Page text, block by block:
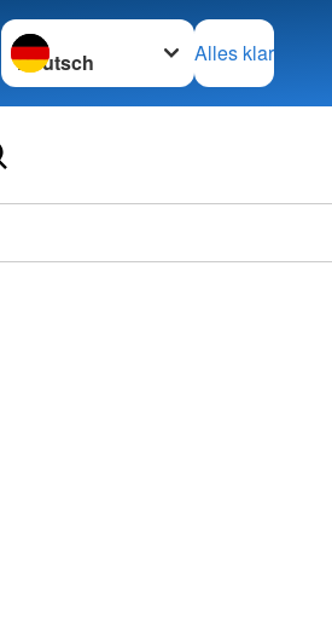
Sprache wechseln zu
Alles klar